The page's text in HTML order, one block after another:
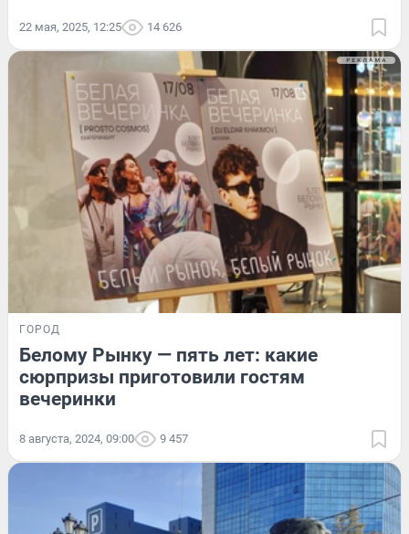
22 мая, 2025, 12:25 14 626
ГОРОД
Белому Рынку — пять лет: какие
сюрпризы приготовили гостям
вечеринки
8 августа, 2024, 09:00 9 457